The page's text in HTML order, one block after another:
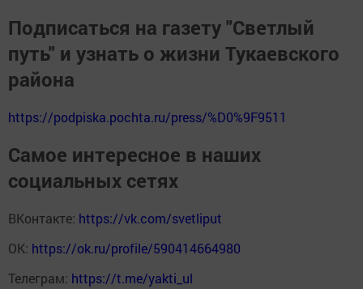
Подписаться на газету "Светлый
путь" и узнать о жизни Тукаевского
района
https://podpiska.pochta.ru/press/%D0%9F9511
Самое интересное в наших
социальных сетях
ВКонтакте: https://vk.com/svetliput
ОК: https://ok.ru/profile/590414664980
Телеграм: https://t.me/yakti_ul